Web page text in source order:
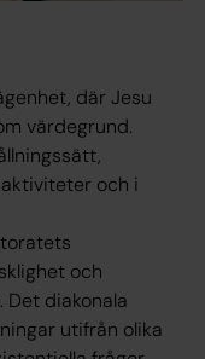
där Jesu
värdegrund.
och i
och
diakonala
utifrån olika